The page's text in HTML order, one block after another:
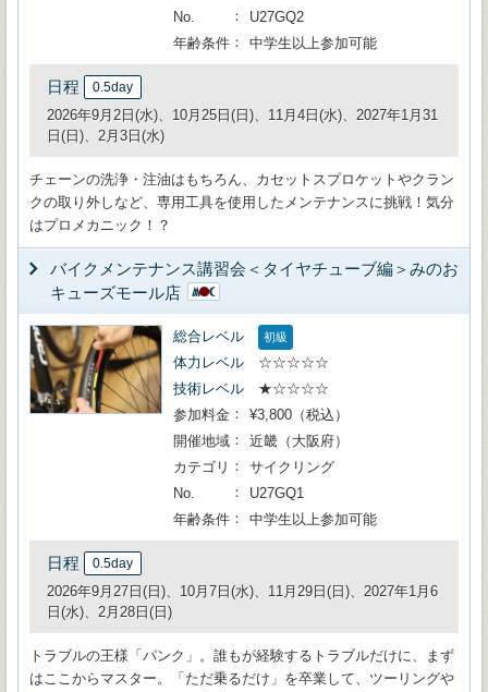
No.
U27GQ2
年齢条件
中学生以上参加可能
日程 0.5day
2026年9月2日(水)、10月25日(日)、11月4日(水)、2027年1月31
日(日)、2月3日(水)
チェーンの洗浄・注油はもちろん、カセットスプロケットやクラン
クの取り外しなど、専用工具を使用したメンテナンスに挑戦！気分
はプロメカニック！？
バイクメンテナンス講習会＜タイヤチューブ編＞みのお
キューズモール店
総合レベル 初級
体力レベル
☆☆☆☆☆
技術レベル
★☆☆☆☆
参加料金
¥3,800（税込）
開催地域
近畿（大阪府）
カテゴリ
サイクリング
No.
U27GQ1
年齢条件
中学生以上参加可能
日程 0.5day
2026年9月27日(日)、10月7日(水)、11月29日(日)、2027年1月6
日(水)、2月28日(日)
トラブルの王様「パンク」。誰もが経験するトラブルだけに、まず
はここからマスター。「ただ乗るだけ」を卒業して、ツーリングや